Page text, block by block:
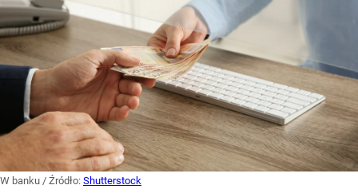
W banku / Źródło: Shutterstock